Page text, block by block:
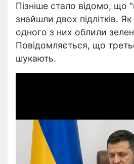
Пізніше стало відомо, що
знайшли двох підлітків.
одного з них облили
Повідомляється, що
шукають.